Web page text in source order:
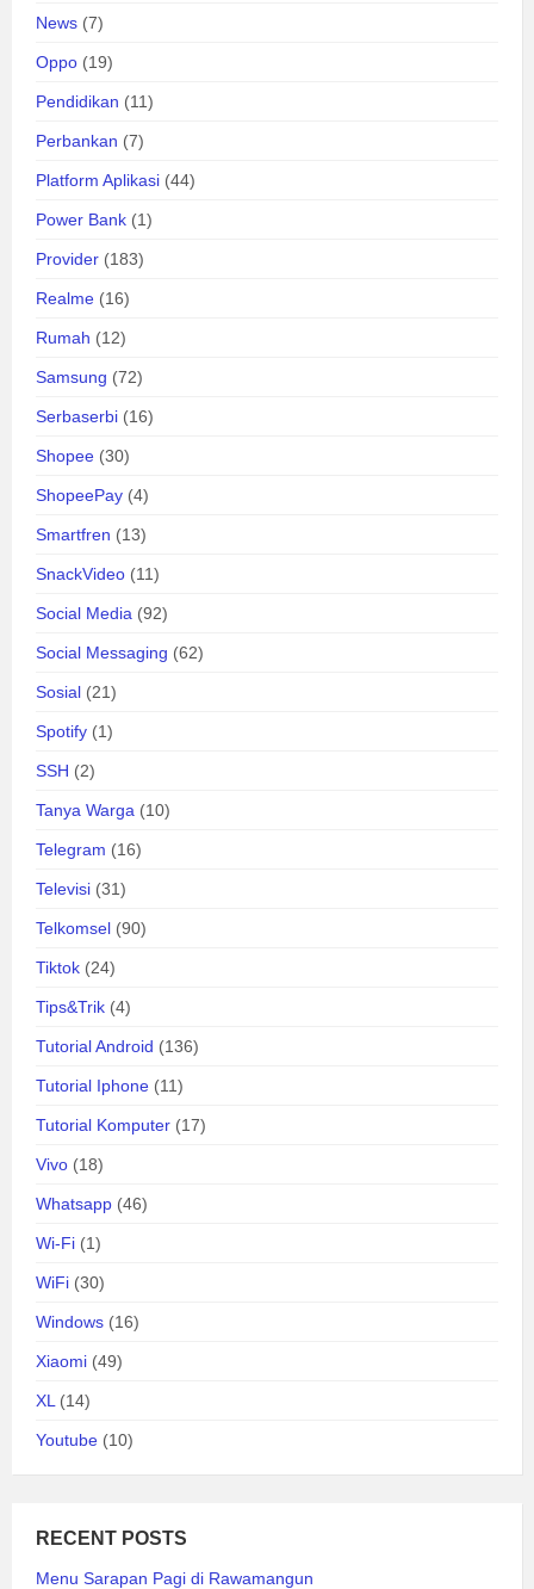
News (7)
Oppo (19)
Pendidikan (11)
Perbankan (7)
Platform Aplikasi (44)
Power Bank (1)
Provider (183)
Realme (16)
Rumah (12)
Samsung (72)
Serbaserbi (16)
Shopee (30)
ShopeePay (4)
Smartfren (13)
SnackVideo (11)
Social Media (92)
Social Messaging (62)
Sosial (21)
Spotify (1)
SSH (2)
Tanya Warga (10)
Telegram (16)
Televisi (31)
Telkomsel (90)
Tiktok (24)
Tips&Trik (4)
Tutorial Android (136)
Tutorial Iphone (11)
Tutorial Komputer (17)
Vivo (18)
Whatsapp (46)
Wi-Fi (1)
WiFi (30)
Windows (16)
Xiaomi (49)
XL(14)
Youtube (10)
RECENT POSTS
Menu Sarapan Pagi di Rawamangun